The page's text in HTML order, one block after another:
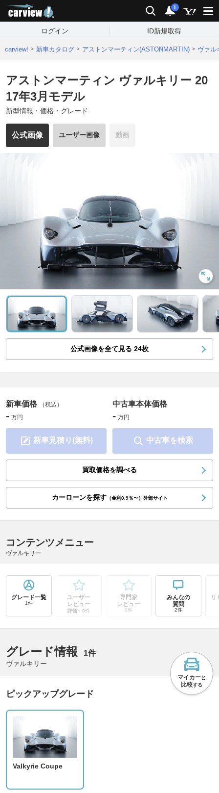
検索 通知
i
ログイン ID新規取得
carview! 新車カタログ アストンマーティン(ASTONMARTIN) ヴァル
アストンマーティン ヴァルキリー 20
17年3月モデル
新型情報・価格・グレード
公式画像 ユーザー画像 動画
公式画像を全て見る 24枚
新車価格 （税込）
- 万円
新車見積り(無料)
中古車本体価格
- 万円
中古車を検索
買取価格を調べる
カーローンを探す（金利0.9％〜）外部サイト
コンテンツメニュー
ヴァルキリー
グレード一覧
1件
ユーザー
レビュー
評価- 0件
専門家
レビュー
0件
みんなの
質問
2件
リ
グレード情報 1件
ヴァルキリー
マイカーと
比較する
ピックアップグレード
Valkyrie Coupe